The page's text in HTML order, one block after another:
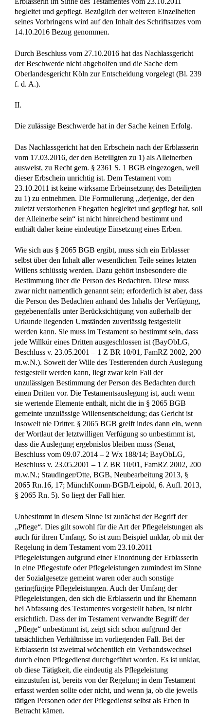
begleitet und gepflegt. Bezüglich der weiteren Einzelheiten
seines Vorbringens wird auf den Inhalt des Schriftsatzes vom
14.10.2016 Bezug genommen.
Durch Beschluss vom 27.10.2016 hat das Nachlassgericht
der Beschwerde nicht abgeholfen und die Sache dem
Oberlandesgericht Köln zur Entscheidung vorgelegt (Bl. 239
f. d. A.).
II.
Die zulässige Beschwerde hat in der Sache keinen Erfolg.
Das Nachlassgericht hat den Erbschein nach der Erblasserin
vom 17.03.2016, der den Beteiligten zu 1) als Alleinerben
ausweist, zu Recht gem. § 2361 S. 1 BGB eingezogen, weil
dieser Erbschein unrichtig ist. Dem Testament vom
23.10.2011 ist keine wirksame Erbeinsetzung des Beteiligten
zu 1) zu entnehmen. Die Formulierung „derjenige, der den
zuletzt verstorbenen Ehegatten begleitet und gepflegt hat, soll
der Alleinerbe sein“ ist nicht hinreichend bestimmt und
enthält daher keine eindeutige Einsetzung eines Erben.
Wie sich aus § 2065 BGB ergibt, muss sich ein Erblasser
selbst über den Inhalt aller wesentlichen Teile seines letzten
Willens schlüssig werden. Dazu gehört insbesondere die
Bestimmung über die Person des Bedachten. Diese muss
zwar nicht namentlich genannt sein; erforderlich ist aber, dass
die Person des Bedachten anhand des Inhalts der Verfügung,
gegebenenfalls unter Berücksichtigung von außerhalb der
Urkunde liegenden Umständen zuverlässig festgestellt
werden kann. Sie muss im Testament so bestimmt sein, dass
jede Willkür eines Dritten ausgeschlossen ist (BayObLG,
Beschluss v. 23.05.2001 – 1 Z BR 10/01, FamRZ 2002, 200
m.w.N.). Soweit der Wille des Testierenden durch Auslegung
festgestellt werden kann, liegt zwar kein Fall der
unzulässigen Bestimmung der Person des Bedachten durch
einen Dritten vor. Die Testamentsauslegung ist, auch wenn
sie wertende Elemente enthält, nicht die in § 2065 BGB
gemeinte unzulässige Willensentscheidung; das Gericht ist
insoweit nie Dritter. § 2065 BGB greift indes dann ein, wenn
der Wortlaut der letztwilligen Verfügung so unbestimmt ist,
dass die Auslegung ergebnislos bleiben muss (Senat,
Beschluss vom 09.07.2014 – 2 Wx 188/14; BayObLG,
Beschluss v. 23.05.2001 – 1 Z BR 10/01, FamRZ 2002, 200
m.w.N.; Staudinger/Otte, BGB, Neubearbeitung 2013, §
2065 Rn.16, 17; MünchKomm-BGB/Leipold, 6. Aufl. 2013,
§ 2065 Rn. 5). So liegt der Fall hier.
Unbestimmt in diesem Sinne ist zunächst der Begriff der
„Pflege“. Dies gilt sowohl für die Art der Pflegeleistungen als
auch für ihren Umfang. So ist zum Beispiel unklar, ob mit der
Regelung in dem Testament vom 23.10.2011
Pflegeleistungen aufgrund einer Einordnung der Erblasserin
in eine Pflegestufe oder Pflegeleistungen zumindest im Sinne
der Sozialgesetze gemeint waren oder auch sonstige
geringfügige Pflegeleistungen. Auch der Umfang der
Pflegeleistungen, den sich die Erblasserin und ihr Ehemann
bei Abfassung des Testamentes vorgestellt haben, ist nicht
ersichtlich. Dass der im Testament verwandte Begriff der
„Pflege“ unbestimmt ist, zeigt sich schon aufgrund der
tatsächlichen Verhältnisse im vorliegenden Fall. Bei der
Erblasserin ist zweimal wöchentlich ein Verbandswechsel
durch einen Pflegedienst durchgeführt worden. Es ist unklar,
ob diese Tätigkeit, die eindeutig als Pflegeleistung
einzustufen ist, bereits von der Regelung in dem Testament
erfasst werden sollte oder nicht, und wenn ja, ob die jeweils
tätigen Personen oder der Pflegedienst selbst als Erben in
Betracht kämen.